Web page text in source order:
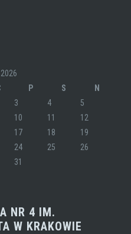
P S
N
3 4
5
10 11
12
17 18
19
24 25
26
31
NR 4 IM.
W KRAKOWIE